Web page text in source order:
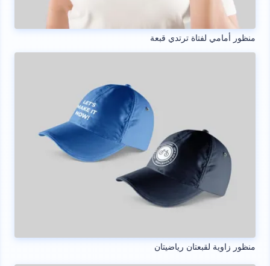
منظور أمامي لفتاة ترتدي قبعة
منظور زاوية لقبعتان رياضيتان